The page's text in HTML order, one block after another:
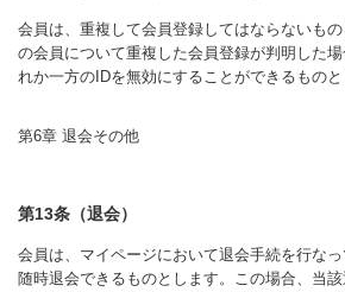
会員は、重複して会員登録してはならないも
の会員について重複した会員登録が判明した
れか一方のIDを無効にすることができるものと
第6章 退会その他
第13条（退会）
会員は、マイページにおいて退会手続を行なっ
随時退会できるものとします。この場合、当